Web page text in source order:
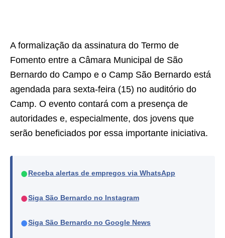
A formalização da assinatura do Termo de
Fomento entre a Câmara Municipal de São
Bernardo do Campo e o Camp São Bernardo está
agendada para sexta-feira (15) no auditório do
Camp. O evento contará com a presença de
autoridades e, especialmente, dos jovens que
serão beneficiados por essa importante iniciativa.
● Receba alertas de empregos via WhatsApp
●Siga São Bernardo no Instagram
●Siga São Bernardo no Google News